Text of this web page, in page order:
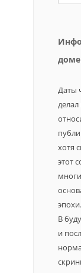
Даты
хотя
этот
эпохи.
В
и